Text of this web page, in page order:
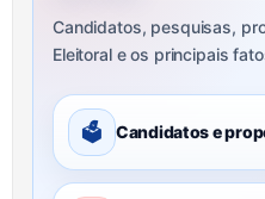
Candidatos, pesquisas,
Eleitoral e os principais
🗳 Candidatos e